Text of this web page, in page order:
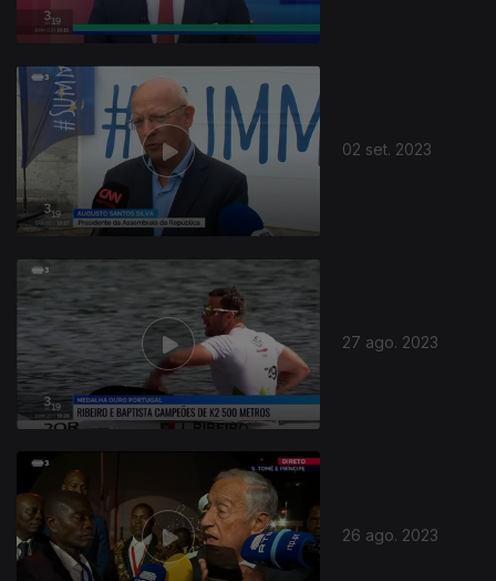
02 set. 2023
27 ago. 2023
26 ago. 2023